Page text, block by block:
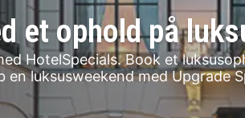
et ophold på
HotelSpecials. Book et
luksusweekend med Upgrade